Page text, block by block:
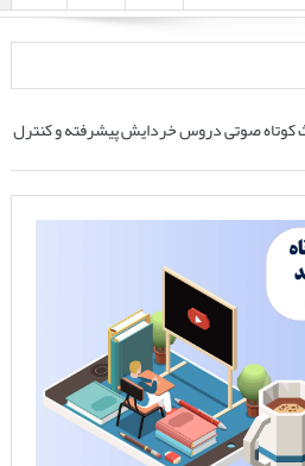
کوتاه صوتی دروس خردایش پیشرفته و کنترل